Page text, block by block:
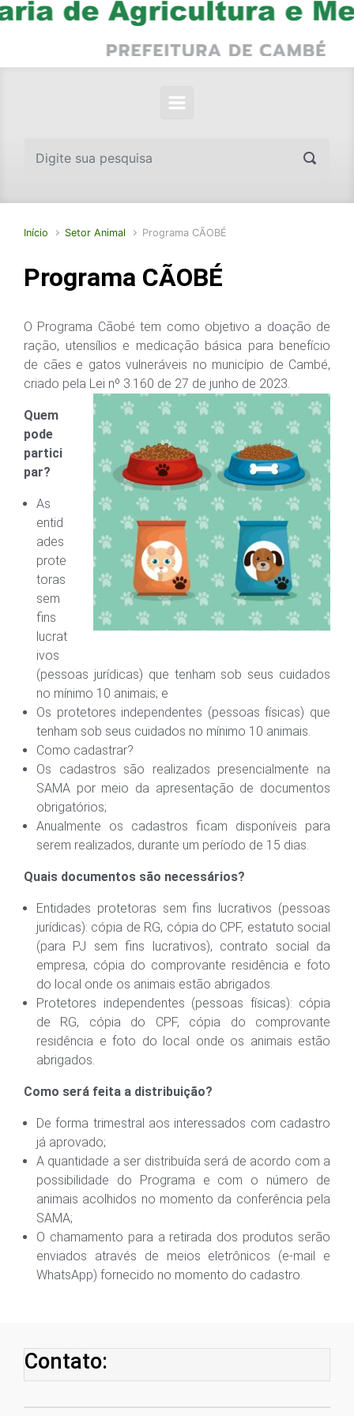
Skip to main content
Início Setor Animal Programa CÃOBÉ
Programa CÃOBÉ
O Programa Cãobé tem como objetivo a doação de
ração, utensílios e medicação básica para benefício
de cães e gatos vulneráveis no município de Cambé,
criado pela Lei nº 3.160 de 27 de junho de 2023.
Quem
pode
partici
par?
As
entid
ades
prote
toras
sem
fins
lucrat
ivos
(pessoas jurídicas) que tenham sob seus cuidados
no mínimo 10 animais; e
Os protetores independentes (pessoas físicas) que
tenham sob seus cuidados no mínimo 10 animais.
Como cadastrar?
Os cadastros são realizados presencialmente na
SAMA por meio da apresentação de documentos
obrigatórios;
Anualmente os cadastros ficam disponíveis para
serem realizados, durante um período de 15 dias.
Quais documentos são necessários?
Entidades protetoras sem fins lucrativos (pessoas
jurídicas): cópia de RG, cópia do CPF, estatuto social
(para PJ sem fins lucrativos), contrato social da
empresa, cópia do comprovante residência e foto
do local onde os animais estão abrigados.
Protetores independentes (pessoas físicas): cópia
de RG, cópia do CPF, cópia do comprovante
residência e foto do local onde os animais estão
abrigados.
Como será feita a distribuição?
De forma trimestral aos interessados com cadastro
já aprovado;
A quantidade a ser distribuída será de acordo com a
possibilidade do Programa e com o número de
animais acolhidos no momento da conferência pela
SAMA;
O chamamento para a retirada dos produtos serão
enviados através de meios eletrônicos (e-mail e
WhatsApp) fornecido no momento do cadastro.
Contato: